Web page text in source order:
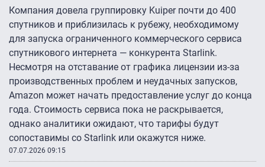
Компания довела группировку Kuiper почти до 400
спутников и приблизилась к рубежу, необходимому
для запуска ограниченного коммерческого сервиса
спутникового интернета — конкурента Starlink.
Несмотря на отставание от графика лицензии из-за
производственных проблем и неудачных запусков,
Amazon может начать предоставление услуг до конца
года. Стоимость сервиса пока не раскрывается,
однако аналитики ожидают, что тарифы будут
сопоставимы со Starlink или окажутся ниже.
07.07.2026 09:15